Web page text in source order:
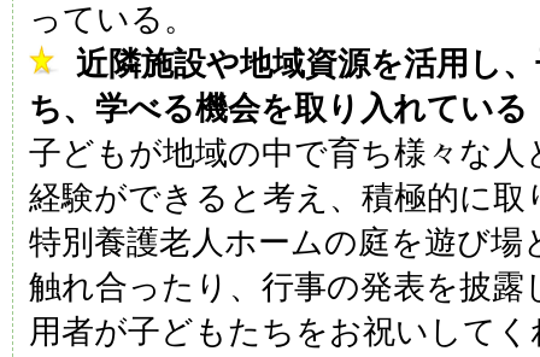
っている。
近隣施設や地域資源を活用し
ち、学べる機会を取り入れている
子どもが地域の中で育ち様々な
経験ができると考え、積極的に
特別養護老人ホームの庭を遊び場
触れ合ったり、行事の発表を披露
用者が子どもたちをお祝いして